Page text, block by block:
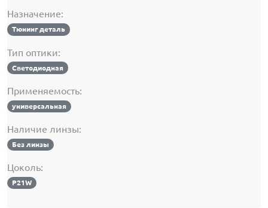
Назначение:
Тюнинг деталь
Тип оптики:
Светодиодная
Применяемость:
универсальная
Наличие линзы:
Без линзы
Цоколь:
P21W